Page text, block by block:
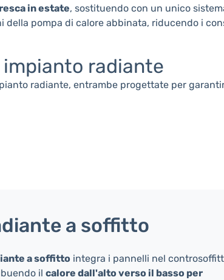
in estate, sostituendo con un unico
della pompa di calore abbinata, riducendo i
radiante
radiante, entrambe progettate per
a soffitto
a soffitto integra i pannelli nel
il calore dall'alto verso il basso per